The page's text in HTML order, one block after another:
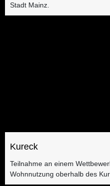
Stadt Mainz.
Kureck
Teilnahme an einem
Wohnnutzung oberhalb des